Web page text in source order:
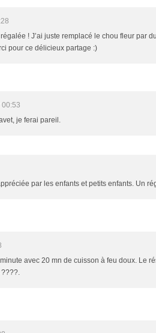
! J’ai juste remplacé le chou fleur par
pour ce délicieux partage :)
00:53
je ferai pareil.
par les enfants et petits enfants. Un
avec 20 mn de cuisson à feu doux. Le